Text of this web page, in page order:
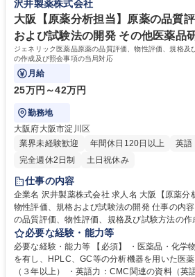
沢井製薬株式会社
大阪【原薬分析担当】原薬の品質
および試験法の開発 その他医薬品
ジェネリック医薬品原薬の品質評価、物性評価、規格及
の作成及び照会事項の当局対応
月給
25万円～42万円
勤務地
大阪府大阪市淀川区
業界未経験歓迎
年間休日120日以上 英語
完全週休2日制
土日祝休み
仕事の内容
企業名 沢井製薬株式会社 求人名 大阪【原薬分析担当】原薬の品質評価、
物性評価、規格および試験法の開発 仕事の内容 ジェネリック医薬品原薬
の品質評価、物性評価、規格及び試験方法の
び照会事項の当局対応 【短期的にお任せしたい業務】医薬品原薬の品質・
物性評価、試験法開発、承認申請書の作成及び
的にお任せしたい業務】最新の科学技術やレ
いた医薬品開発における新規評価法の開発。ジ
必要な経験・能力等
必要な経験・能力等 【必須】 ・医薬品・化学
を有し、HPLC、GC等の分析機器を用いた医
（３年以上） ・英語力：CMC関連の資料（英語論文、仕様書、規格書な